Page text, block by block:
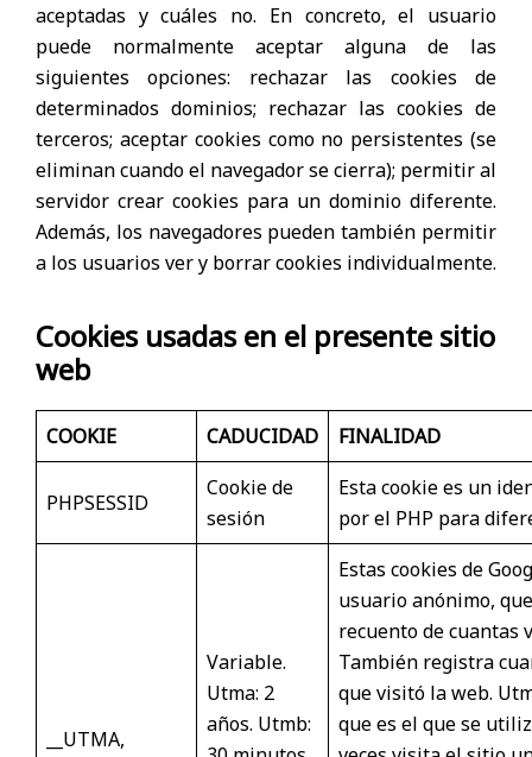
aceptadas y cuáles no. En concreto, el usuario
puede normalmente aceptar alguna de las
siguientes opciones: rechazar las cookies de
determinados dominios; rechazar las cookies de
terceros; aceptar cookies como no persistentes (se
eliminan cuando el navegador se cierra); permitir al
servidor crear cookies para un dominio diferente.
Además, los navegadores pueden también permitir
a los usuarios ver y borrar cookies individualmente.
Cookies usadas en el presente sitio
web
COOKIE CADUCIDAD FINALIDAD
PHPSESSID
Cookie de
sesión
Esta cookie es un
por el PHP para
__UTMA,
Variable.
Utma: 2
años. Utmb:
Estas cookies de
usuario anónimo,
recuento de cuantas
También registra
que visitó la web.
que es el que se